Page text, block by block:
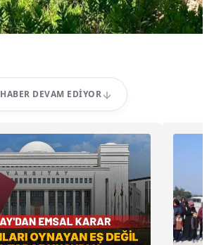
HABER DEVAM EDIYOR